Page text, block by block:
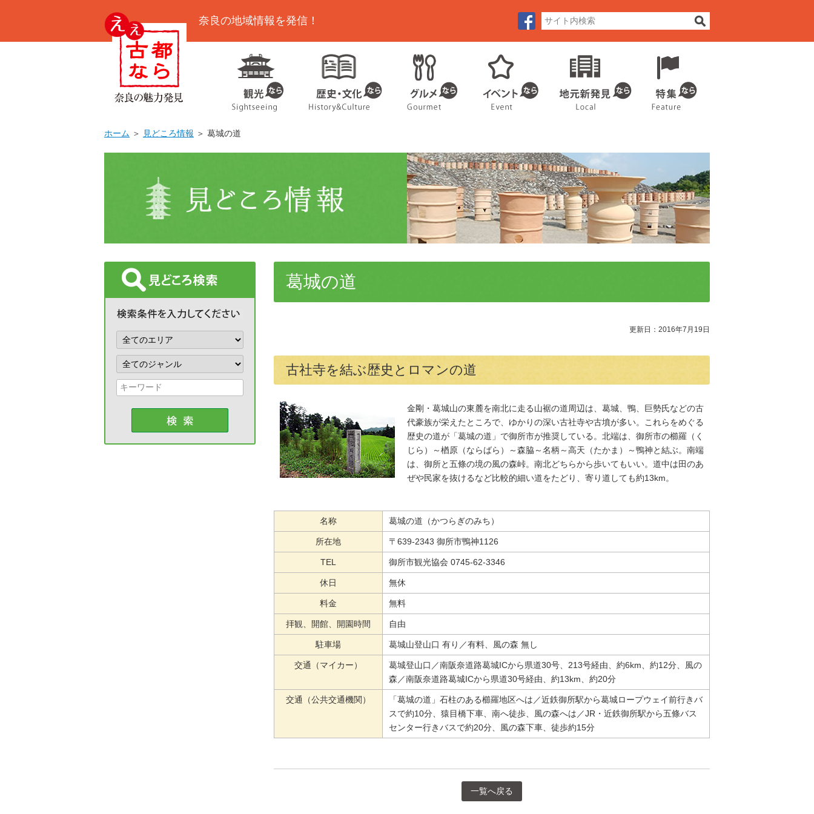
奈良の地域情報を発信！
ホーム ＞ 見どころ情報 ＞ 葛城の道
葛城の道
更新日：2016年7月19日
古社寺を結ぶ歴史とロマンの道
金剛・葛城山の東麓を南北に走る山裾の道周辺は、葛城、鴨、巨勢氏などの古
代豪族が栄えたところで、ゆかりの深い古社寺や古墳が多い。これらをめぐる
歴史の道が「葛城の道」で御所市が推奨している。北端は、御所市の櫛羅（く
じら）～楢原（ならばら）～森脇～名柄～高天（たかま）～鴨神と結ぶ。南端
は、御所と五條の境の風の森峠。南北どちらから歩いてもいい。道中は田のあ
ぜや民家を抜けるなど比較的細い道をたどり、寄り道しても約13km。
名称 葛城の道（かつらぎのみち）
所在地 〒639-2343 御所市鴨神1126
TEL 御所市観光協会 0745-62-3346
休日 無休
料金 無料
拝観、開館、開園時間 自由
駐車場 葛城山登山口 有り／有料、風の森 無し
交通（マイカー）
葛城登山口／南阪奈道路葛城ICから県道30号、213号経由、約6km、約12分、風の
森／南阪奈道路葛城ICから県道30号経由、約13km、約20分
交通（公共交通機関）
「葛城の道」石柱のある櫛羅地区へは／近鉄御所駅から葛城ロープウェイ前行きバ
スで約10分、猿目橋下車、南へ徒歩、風の森へは／JR・近鉄御所駅から五條バス
センター行きバスで約20分、風の森下車、徒歩約15分
一覧へ戻る